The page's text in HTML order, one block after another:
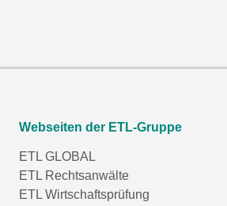
Webseiten der ETL-Gruppe
ETL GLOBAL
ETL Rechtsanwälte
ETL Wirtschaftsprüfung